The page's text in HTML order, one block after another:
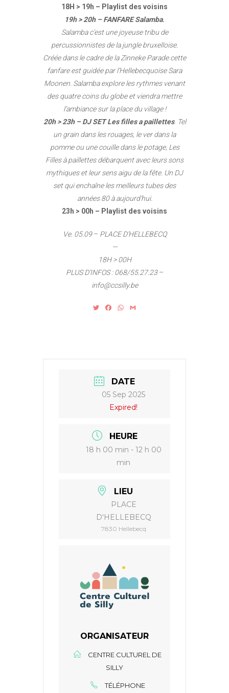
18H > 19h – Playlist des voisins
19h > 20h – FANFARE Salamba.
Salamba c’est une joyeuse tribu de
percussionnistes de la jungle bruxelloise.
Créée dans le cadre de la Zinneke Parade cette
fanfare est guidée par l’Hellebecquoise Sara
Moonen. Salamba explore les rythmes venant
des quatre coins du globe et viendra mettre
l’ambiance sur la place du village !
20h > 23h – DJ SET Les filles a paillettes. Tel
un grain dans les rouages, le ver dans la
pomme ou une couille dans le potage, Les
Filles à paillettes débarquent avec leurs sons
mythiques et leur sens aigu de la fête. Un DJ
set qui enchaîne les meilleurs tubes des
années 80 à aujourd’hui.
23h > 00h – Playlist des voisins
Ve. 05.09– PLACE D’HELLEBECQ
—
18H > 00H
PLUS D’INFOS : 068/55.27.23–
info@ccsilly.be
T
r
o
W
p
DATE
05 Sep 2025
Expired!
HEURE
18 h 00 min - 12 h 00
min
LIEU
PLACE
D'HELLEBECQ
7830 Hellebecq
ORGANISATEUR
CENTRE CULTUREL DE
SILLY
TÉLÉPHONE